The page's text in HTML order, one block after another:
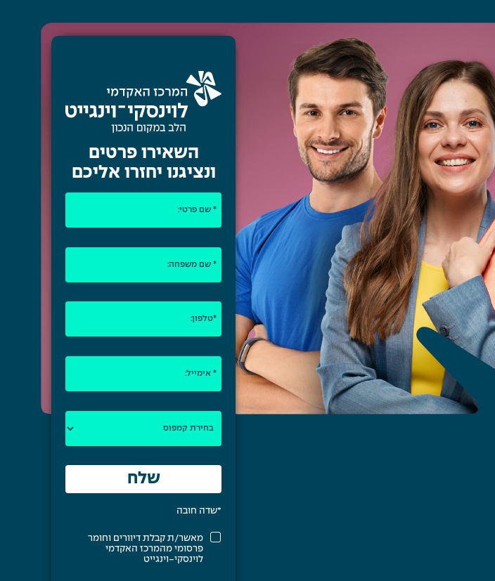
השאירו פרטים
ונציגנו יחזרו אליכם
*שדה חובה
מאשר/ת קבלת דיוורים וחומר
פרסומי מהמרכז האקדמי
לוינסקי-וינגייט